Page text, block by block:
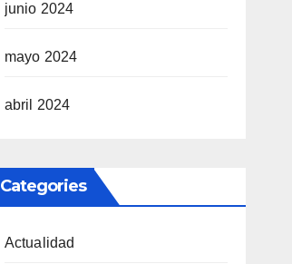
junio 2024
mayo 2024
abril 2024
Categories
Actualidad